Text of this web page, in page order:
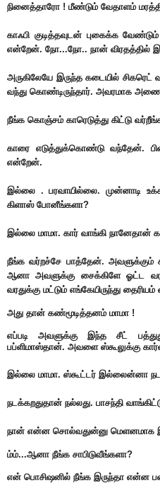
நினைத்தாரோ ! மீண்டும் வேதாளம்
காஃபி குடித்தவுடன் புகைக்க
என்றேன். நோ...நோ.. நான் விரதத்தில்
அருகிலேயே இருந்த கடையில்
வந்து கொண்டிருந்தார். அவரமாக
நீங்க கொஞ்சம் காரெடுத்து கிட்டு
காரை எடுத்துக்கொண்டு வந்தேன்.
என்றேன்.
இல்லை . பரவாயில்லை. முன்னாடி
கிளாஸ் போனீங்களா?
இல்லை மாமா. கார் வாங்கி நானேதான்
நீங்க வர்றச்சே பாத்தேன். அவளுக்கும்
ஆனா அவளுக்கு சைக்கிளே ஓட்ட
வரதுக்கு மட்டும் எங்கேயிருந்து
அது தான் கண்மூடித்தனம் மாமா !
எப்படி அவளுக்கு இந்த சீட்
பப்ளிமாஸ்தான். அவளை ஸ்கூலுக்கு
இல்லை மாமா. ஸ்கூட்டர் இல்லைன்னா
நடக்கறதுதான் நல்லது. பாசந்தி
நான் என்ன சொல்வதுன்னு மெளனமாக
ம்ம்...ஆனா நீங்க சாபிடுவீங்களா?
என் பொசிஷனில் நீங்க இருந்தா என்ன